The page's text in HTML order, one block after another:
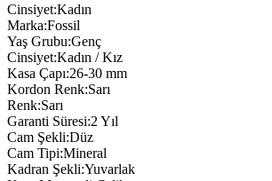
Cinsiyet:Kadın
Marka:Fossil
Yaş Grubu:Genç
Cinsiyet:Kadın / Kız
Kasa Çapı:26-30 mm
Kordon Renk:Sarı
Renk:Sarı
Garanti Süresi:2 Yıl
Cam Şekli:Düz
Cam Tipi:Mineral
Kadran Şekli:Yuvarlak